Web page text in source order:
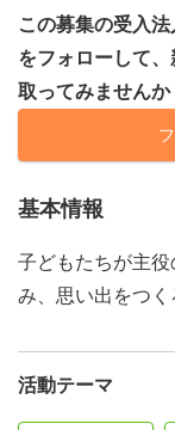
この募集の受入
をフォローして
取ってみませんか
基本情報
子どもたちが主
み、思い出をつく
活動テーマ